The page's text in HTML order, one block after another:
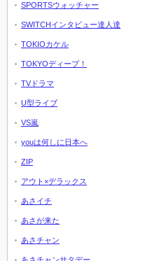
SPORTSウォッチャー
SWITCHインタビュー達人達
TOKIOカケル
TOKYOディープ！
TVドラマ
U型ライブ
VS嵐
youは何しに日本へ
ZIP
アウト×デラックス
あさイチ
あさが来た
あさチャン